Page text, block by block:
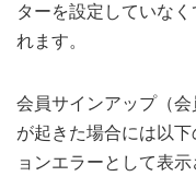
ターを設定していな
れます。
会員サインアップ（
が起きた場合には以
ョンエラーとして表示